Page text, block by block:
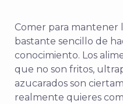
Comer para mantener
bastante sencillo de
conocimiento. Los
que no son fritos,
azucarados son
realmente quieres